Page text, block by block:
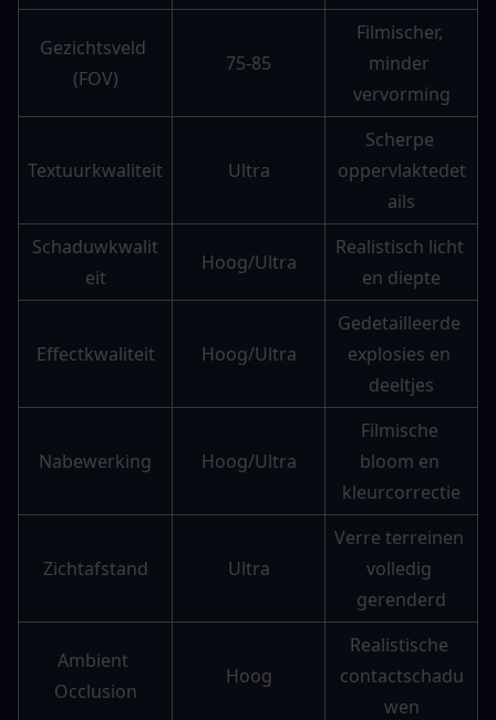
Gezichtsveld
(FOV)
75-85
Filmischer,
minder
vervorming
Textuurkwaliteit Ultra
Scherpe
oppervlaktedet
ails
Schaduwkwalit
eit
Hoog/Ultra
Realistisch licht
en diepte
Effectkwaliteit Hoog/Ultra
Gedetailleerde
explosies en
deeltjes
Nabewerking Hoog/Ultra
Filmische
bloom en
kleurcorrectie
Zichtafstand Ultra
Verre terreinen
volledig
gerenderd
Ambient
Occlusion
Hoog
Realistische
contactschadu
wen